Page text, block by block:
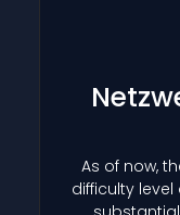
As of now,
difficulty level